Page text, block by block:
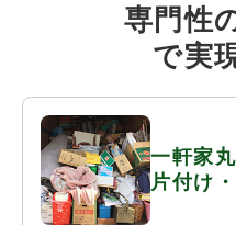
専門性
で実
一軒家
片付け